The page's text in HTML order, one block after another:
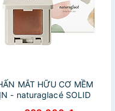
MẮT HỮU CƠ MỀM
- naturaglacé SOLID